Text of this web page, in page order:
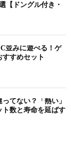
【ドングル付き・
並みに遊べる！ゲ
すめセット
てない？「熱い」
ト数と寿命を延ばす